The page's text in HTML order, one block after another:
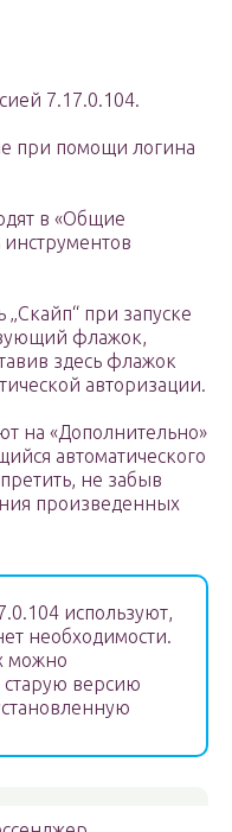
7.17.0.104.
при помощи логина
в «Общие
инструментов
„Скайп“ при запуске
флажок,
здесь флажок
авторизации.
на «Дополнительно»
автоматического
не забыв
произведенных
используют,
необходимости.
можно
старую версию